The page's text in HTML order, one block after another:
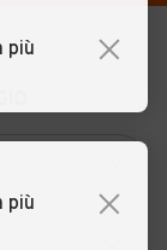
più
più